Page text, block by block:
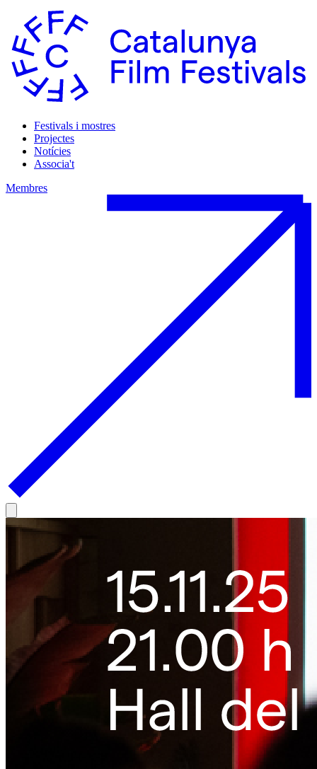
Festivals i mostres
Projectes
Notícies
Associa't
Membres